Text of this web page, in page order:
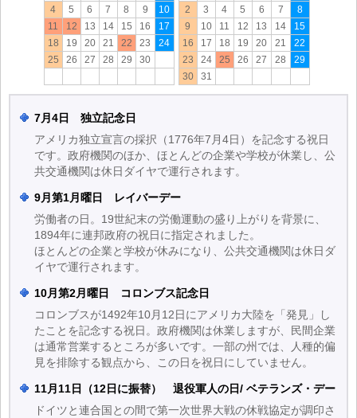
4
5 6 7 8 9
10
11
12 13 14 15 16
17
18
19 20 21 22 23
24
25
26 27 28 29 30
2
3 4 5 6 7
8
9
10 11 12 13 14
15
16
17 18 19 20 21
22
23
24 25 26 27 28
29
30
31
7月4日 独立記念日
アメリカ独立宣言の採択（1776年7月4日）を記念する祝日
です。政府機関のほか、ほとんどの企業や学校が休業し、公
共交通機関は休日ダイヤで運行されます。
9月第1月曜日 レイバーデー
労働者の日。19世紀末の労働運動の盛り上がりを背景に、
1894年に連邦政府の祝日に指定されました。
ほとんどの企業と学校が休みになり、公共交通機関は休日ダ
イヤで運行されます。
10月第2月曜日 コロンブス記念日
コロンブスが1492年10月12日にアメリカ大陸を「発見」し
たことを記念する祝日。政府機関は休業しますが、民間企業
は通常営業するところが多いです。一部の州では、人種的偏
見を排除する観点から、この日を祝日にしていません。
11月11日（12日に振替） 退役軍人の日/ ベテランズ・デー
ドイツと連合国との間で第一次世界大戦の休戦協定が調印さ